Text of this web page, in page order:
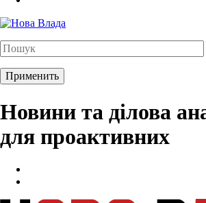
Новини та ділова
для проактивних